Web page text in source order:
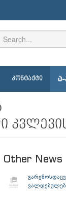
ᲙᲝᲜᲢᲐᲥᲢᲘ
Other News